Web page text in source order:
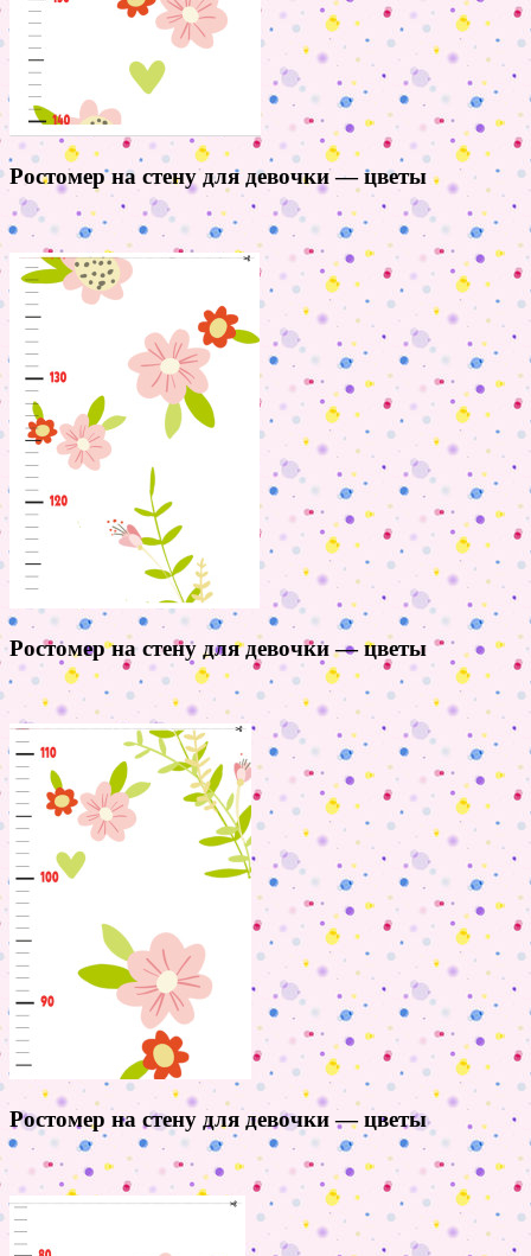
Ростомер на стену для девочки — цветы
Ростомер на стену для девочки — цветы
Ростомер на стену для девочки — цветы